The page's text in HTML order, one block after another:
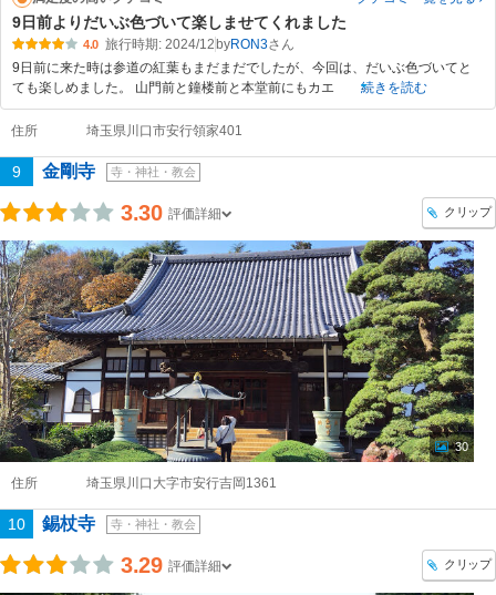
9日前よりだいぶ色づいて楽しませてくれました
4.0 旅行時期: 2024/12 byRON3
9日前に来た時は参道の紅葉もまだまだでしたが、今回は、だいぶ色づいてと
ても楽しめました。 山門前と鐘楼前と本堂前にもカエ
続きを読む
住所 埼玉県川口市安行領家401
9 金剛寺 寺・神社・教会
3.30 評価詳細 クリップ
30
住所 埼玉県川口大字市安行吉岡1361
10 錫杖寺 寺・神社・教会
3.29 評価詳細 クリップ